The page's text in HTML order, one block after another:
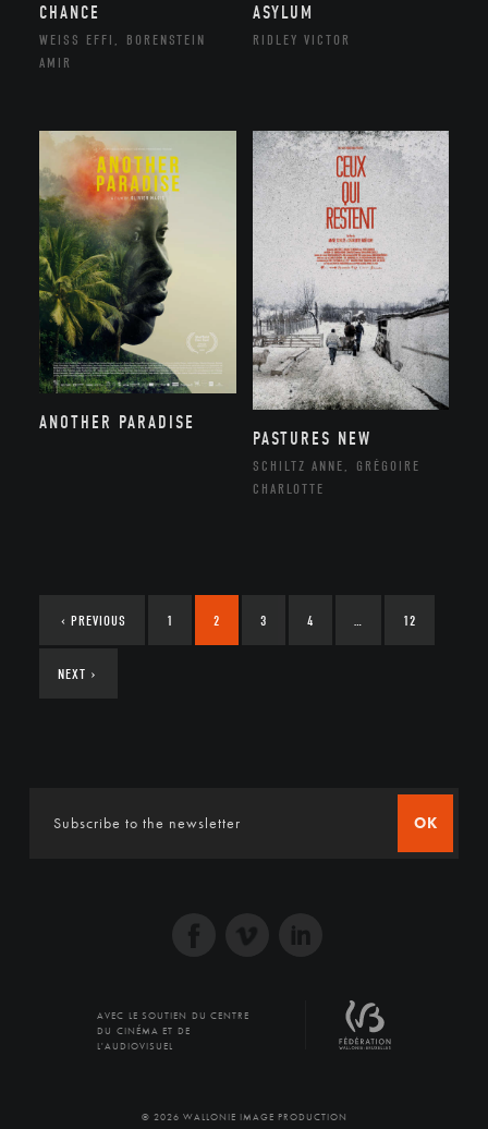
CHANCE
WEISS EFFI, BORENSTEIN
AMIR
ASYLUM
RIDLEY VICTOR
ANOTHER PARADISE
PASTURES NEW
SCHILTZ ANNE, GRÉGOIRE
CHARLOTTE
‹ PREVIOUS 1 2 3 4 12
NEXT ›
OK
AVEC LE SOUTIEN DU CENTRE
DU CINÉMA ET DE
L'AUDIOVISUEL
© 2026 WALLONIE IMAGE PRODUCTION